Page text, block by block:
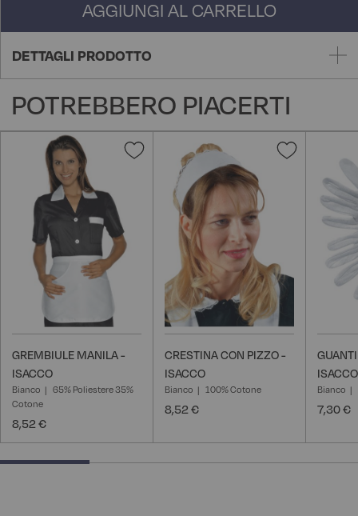
AGGIUNGI AL CARRELLO
DETTAGLI PRODOTTO
POTREBBERO PIACERTI
Aggiungi
desideri
GREMBIULE MANILA -
ISACCO
Bianco
65% Poliestere 35%
Cotone
8,52 €
Aggiungi
lista
desideri
CRESTINA CON PIZZO -
ISACCO
Bianco 100% Cotone
8,52 €
ISACCO
Bianco
7,30 €
25% completed